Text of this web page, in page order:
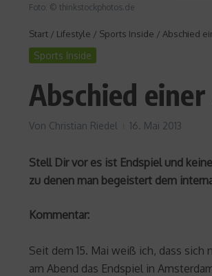
Foto: © thinkstockphotos.de
Start / Lifestyle / Sports Inside / Abschied
Sports Inside
Abschied
Von Christian Riedel 16. Mai 2013
Stell Dir vor es ist Endspiel und
zu denen man begeistert dem
Kommentar:
Seit dem 15. Mai weiß ich, dass
am Abend das Endspiel in